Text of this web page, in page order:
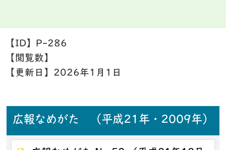
【ID】 P-286
【閲覧数】
【更新日】 2026年1月1日
広報なめがた （平成21年・2009年）